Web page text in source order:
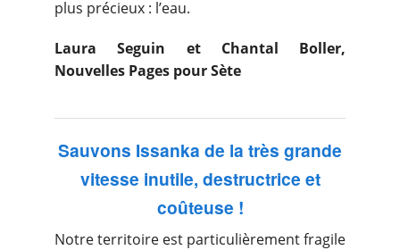
plus précieux : l’eau.
Laura Seguin et Chantal Boller,
Nouvelles Pages pour Sète
Sauvons Issanka de la très grande
vitesse inutile, destructrice et
coûteuse !
Notre territoire est particulièrement fragile